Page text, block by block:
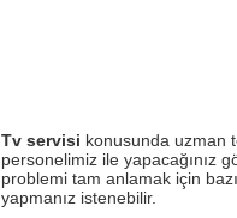
Tv servisi konusunda uzman
personelimiz ile yapacağınız
problemi tam anlamak için
yapmanız istenebilir.